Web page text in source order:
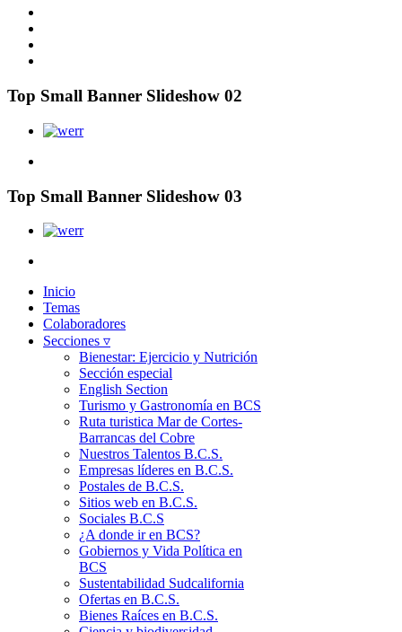
Top Small Banner Slideshow 02
Top Small Banner Slideshow 03
Inicio
Temas
Colaboradores
Secciones ▿
Bienestar: Ejercicio y Nutrición
Sección especial
English Section
Turismo y Gastronomía en BCS
Ruta turistica Mar de Cortes-
Barrancas del Cobre
Nuestros Talentos B.C.S.
Empresas líderes en B.C.S.
Postales de B.C.S.
Sitios web en B.C.S.
Sociales B.C.S
¿A donde ir en BCS?
Gobiernos y Vida Política en
BCS
Sustentabilidad Sudcalifornia
Ofertas en B.C.S.
Bienes Raíces en B.C.S.